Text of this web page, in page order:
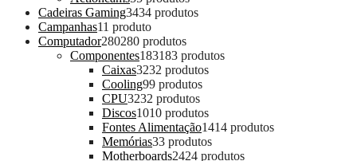
Cadeiras Gaming3434 produtos
Campanhas11 produto
Computador280280 produtos
Componentes183183 produtos
Caixas3232 produtos
Cooling99 produtos
CPU3232 produtos
Discos1010 produtos
Fontes Alimentação1414 produtos
Memórias33 produtos
Motherboards2424 produtos